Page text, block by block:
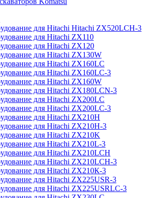
для Hitachi Hitachi ZX520LCH-3
для Hitachi ZX110
для Hitachi ZX120
для Hitachi ZX130W
для Hitachi ZX160LC
для Hitachi ZX160LC-3
для Hitachi ZX160W
для Hitachi ZX180LCN-3
для Hitachi ZX200LC
для Hitachi ZX200LC-3
для Hitachi ZX210H
для Hitachi ZX210H-3
для Hitachi ZX210K
для Hitachi ZX210L-3
для Hitachi ZX210LCH
для Hitachi ZX210LCH-3
для Hitachi ZX210К-3
для Hitachi ZX225USR-3
для Hitachi ZX225USRLC-3